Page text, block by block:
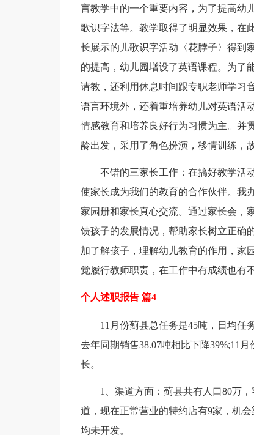
言教学中的一个重要内容，为了提高幼
歌识字法等。教学取得了明显效果，在
长展示的儿歌识字活动〈花脖子〉得到
的提高，幼儿园增设了英语课程。为了
请教，还利用休息时间跟专职老师学习
语言环境外，还着重培养幼儿对英语活
情感教育和培养良好行为习惯为主。并
龄出发，采用了角色扮演，移情训练，
不错的三家长工作：在搞好教学活
使家长成为我们的教育的合作伙伴。我
家园册和家长真心交流。通过家长会，
馈孩子的发展情况，帮助家长树立正确
加了解孩子，理解幼儿教育的作用，家
觉履行教师职责，在工作中有成绩也有
个人述职报告 篇4
11月份蓟县总任务是45吨，日均任
去年同期销售38.07吨相比下降39%;11
长。
1、渠道方面：蓟县共有人口80万
道，现在正常营业的特约店有9家，机
均未开发。